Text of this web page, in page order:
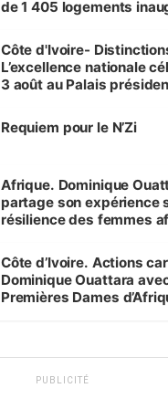
de 1 405 logements
Bassam
Côte d'Ivoire-
L’excellence nationale
3 août au Palais
Requiem pour le N’Zi
Afrique. Dominique
partage son expérience
résilience des femmes
Côte d’Ivoire. Actions
Dominique Ouattara
Premières Dames
PUBLICITÉ